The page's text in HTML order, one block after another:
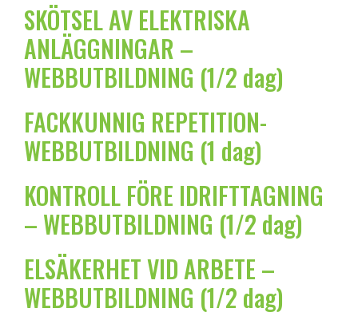
SKÖTSEL AV ELEKTRISKA
ANLÄGGNINGAR –
WEBBUTBILDNING (1/2 dag)
FACKKUNNIG REPETITION-
WEBBUTBILDNING (1 dag)
KONTROLL FÖRE IDRIFTTAGNING
– WEBBUTBILDNING (1/2 dag)
ELSÄKERHET VID ARBETE –
WEBBUTBILDNING (1/2 dag)